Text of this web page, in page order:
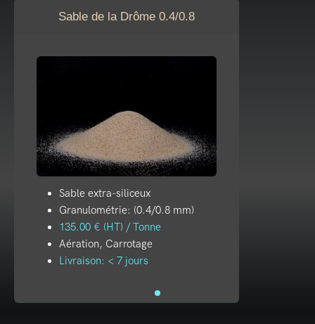
Sable de la Drôme 0.4/0.8
Sable extra-siliceux
Granulométrie: (0.4/0.8 mm)
135.00 € (HT) / Tonne
Aération, Carrotage
Livraison: < 7 jours